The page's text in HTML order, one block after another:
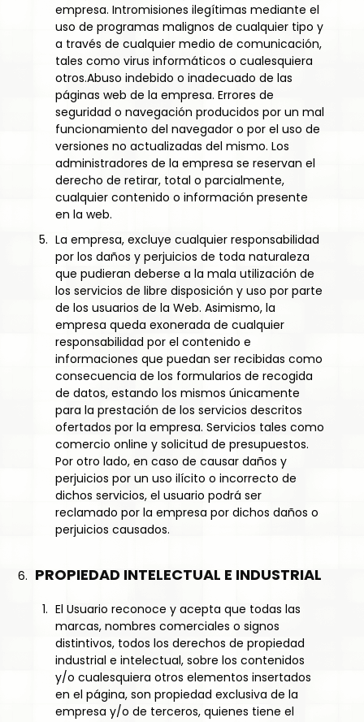
empresa. Intromisiones ilegítimas mediante el
uso de programas malignos de cualquier tipo y
a través de cualquier medio de comunicación,
tales como virus informáticos o cualesquiera
otros.Abuso indebido o inadecuado de las
páginas web de la empresa. Errores de
seguridad o navegación producidos por un mal
funcionamiento del navegador o por el uso de
versiones no actualizadas del mismo. Los
administradores de la empresa se reservan el
derecho de retirar, total o parcialmente,
cualquier contenido o información presente
en la web.
La empresa, excluye cualquier responsabilidad
por los daños y perjuicios de toda naturaleza
que pudieran deberse a la mala utilización de
los servicios de libre disposición y uso por parte
de los usuarios de la Web. Asimismo, la
empresa queda exonerada de cualquier
responsabilidad por el contenido e
informaciones que puedan ser recibidas como
consecuencia de los formularios de recogida
de datos, estando los mismos únicamente
para la prestación de los servicios descritos
ofertados por la empresa. Servicios tales como
comercio online y solicitud de presupuestos.
Por otro lado, en caso de causar daños y
perjuicios por un uso ilícito o incorrecto de
dichos servicios, el usuario podrá ser
reclamado por la empresa por dichos daños o
perjuicios causados.
PROPIEDAD INTELECTUAL E INDUSTRIAL
El Usuario reconoce y acepta que todas las
marcas, nombres comerciales o signos
distintivos, todos los derechos de propiedad
industrial e intelectual, sobre los contenidos
y/o cualesquiera otros elementos insertados
en el página, son propiedad exclusiva de la
empresa y/o de terceros, quienes tiene el